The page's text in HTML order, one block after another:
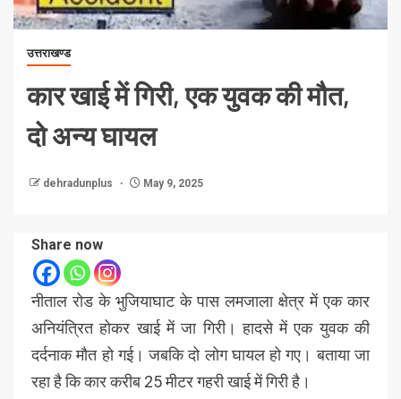
उत्तराखण्ड
कार खाई में गिरी, एक युवक की मौत,
दो अन्य घायल
dehradunplus May 9, 2025
Share now
नीताल रोड के भुजियाघाट के पास लमजाला क्षेत्र में एक कार
अनियंत्रित होकर खाई में जा गिरी। हादसे में एक युवक की
दर्दनाक मौत हो गई। जबकि दो लोग घायल हो गए। बताया जा
रहा है कि कार करीब 25 मीटर गहरी खाई में गिरी है।